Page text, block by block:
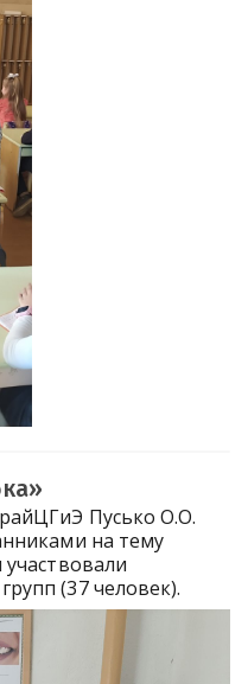
Пусько О.О.
на тему
(37 человек).